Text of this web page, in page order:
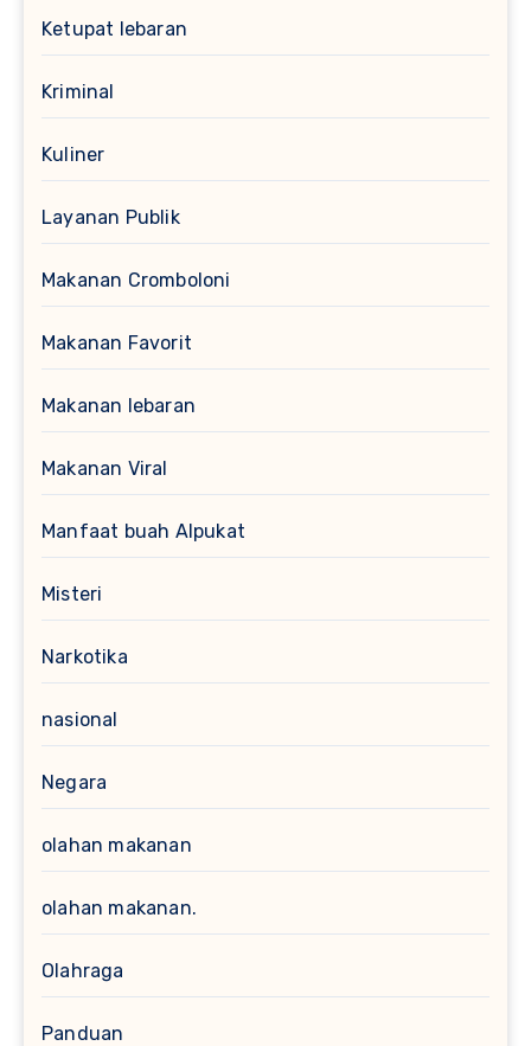
Ketupat lebaran
Kriminal
Kuliner
Layanan Publik
Makanan Cromboloni
Makanan Favorit
Makanan lebaran
Makanan Viral
Manfaat buah Alpukat
Misteri
Narkotika
nasional
Negara
olahan makanan
olahan makanan.
Olahraga
Panduan